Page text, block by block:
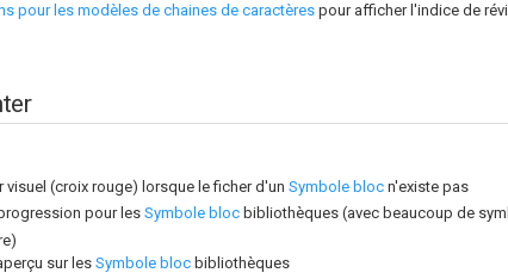
pour les modèles de chaines de caractères pour afficher l'indice de
visuel (croix rouge) lorsque le ficher d'un Symbole bloc n'existe pas
pour les Symbole bloc bibliothèques (avec beaucoup de
sur lesSymbole bloc bibliothèques